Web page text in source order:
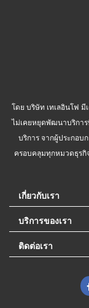
โดย บริษัท เทเลอินโฟ มี
ไม่เคยหยุดพัฒนาบริกา
บริการ จากผู้ประกอบ
ครอบคลุมทุกหมวดธุรกิ
เกี่ยวกับเรา
บริการของเรา
ติดต่อเรา